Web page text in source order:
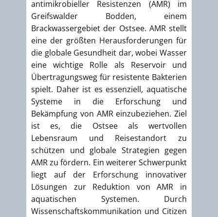
antimikrobieller Resistenzen (AMR) im
Greifswalder Bodden, einem
Brackwassergebiet der Ostsee. AMR stellt
eine der größten Herausforderungen für
die globale Gesundheit dar, wobei Wasser
eine wichtige Rolle als Reservoir und
Übertragungsweg für resistente Bakterien
spielt. Daher ist es essenziell, aquatische
Systeme in die Erforschung und
Bekämpfung von AMR einzubeziehen. Ziel
ist es, die Ostsee als wertvollen
Lebensraum und Reisestandort zu
schützen und globale Strategien gegen
AMR zu fördern. Ein weiterer Schwerpunkt
liegt auf der Erforschung innovativer
Lösungen zur Reduktion von AMR in
aquatischen Systemen. Durch
Wissenschaftskommunikation und Citizen